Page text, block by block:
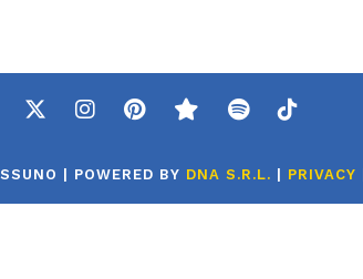
| POWERED BY DNA S.R.L. PRIVACY